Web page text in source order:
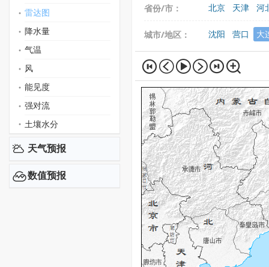
雷达图
降水量
气温
风
能见度
强对流
土壤水分
天气预报
数值预报
省份/市： 北京 天津
河
城市/地区：
沈阳 营口 大